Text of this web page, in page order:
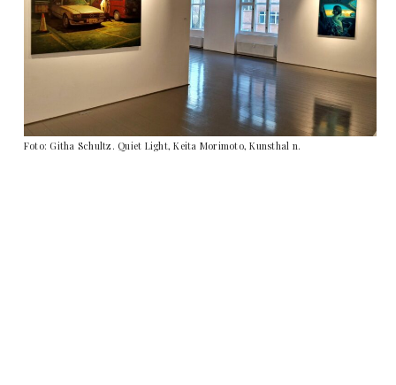
Foto: Githa Schultz. Quiet Light, Keita Morimoto, Kunsthal n.